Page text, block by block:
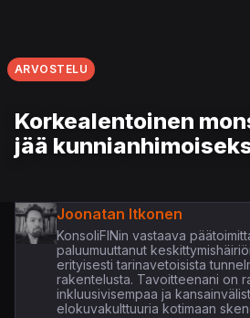
ARVOSTELU
Korkealentoinen
jää
Joonatan Itkonen
KonsoliFINin vastaava
paluumuuttanut
erityisesti tarinavetoisista
rakentelusta. Tavoitteenani on
inkluusivisempaa ja
elokuvakulttuuria kotimaan